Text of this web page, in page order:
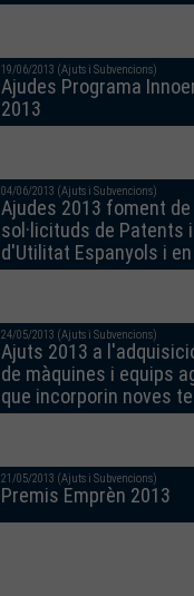
19/06/2013 (Ajuts i Subvencions)
Ajudes Programa
2013
04/06/2013 (Ajuts i Subvencions)
Ajudes 2013 foment de
sol·licituds de Patents
d'Utilitat Espanyols i
24/05/2013 (Ajuts i Subvencions)
Ajuts 2013 a
de màquines i equips
que incorporin noves
21/05/2013 (Ajuts i Subvencions)
Premis Emprèn 2013